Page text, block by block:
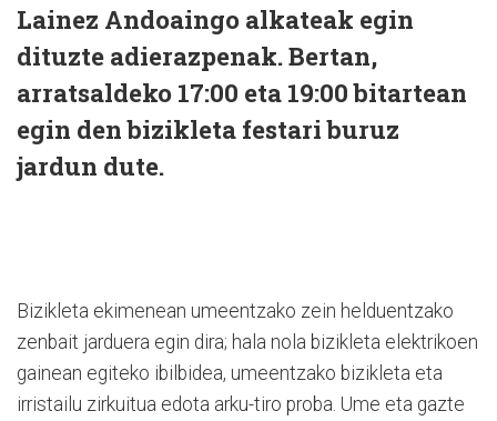
Lainez Andoaingo alkateak egin
dituzte adierazpenak. Bertan,
arratsaldeko 17:00 eta 19:00 bitartean
egin den bizikleta festari buruz
jardun dute.
Bizikleta ekimenean umeentzako zein helduentzako
zenbait jarduera egin dira; hala nola bizikleta elektrikoen
gainean egiteko ibilbidea, umeentzako bizikleta eta
irristailu zirkuitua edota arku-tiro proba. Ume eta gazte